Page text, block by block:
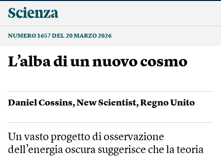
Scienza
NUMERO 1657 DEL 20 MARZO 2026
L’alba di un nuovo cosmo
Daniel Cossins,New Scientist,Regno Unito
Un vasto progetto di osservazione
dell’energia oscura suggerisce che la teoria